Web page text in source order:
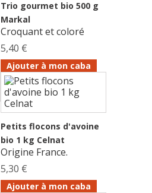
Trio gourmet bio 500 g
Markal
Croquant et coloré
5,40 €
Ajouter à mon caba
Petits flocons d'avoine
bio 1 kg Celnat
Origine France.
5,30 €
Ajouter à mon caba